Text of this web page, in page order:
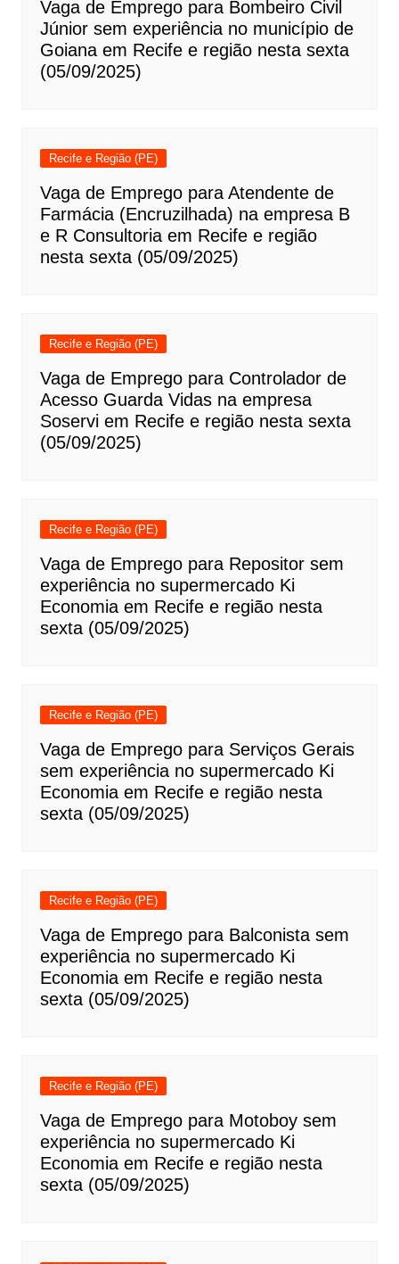
Vaga de Emprego para Bombeiro Civil
Júnior sem experiência no município de
Goiana em Recife e região nesta sexta
(05/09/2025)
Recife e Região (PE)
Vaga de Emprego para Atendente de
Farmácia (Encruzilhada) na empresa B
e R Consultoria em Recife e região
nesta sexta (05/09/2025)
Recife e Região (PE)
Vaga de Emprego para Controlador de
Acesso Guarda Vidas na empresa
Soservi em Recife e região nesta sexta
(05/09/2025)
Recife e Região (PE)
Vaga de Emprego para Repositor sem
experiência no supermercado Ki
Economia em Recife e região nesta
sexta (05/09/2025)
Recife e Região (PE)
Vaga de Emprego para Serviços Gerais
sem experiência no supermercado Ki
Economia em Recife e região nesta
sexta (05/09/2025)
Recife e Região (PE)
Vaga de Emprego para Balconista sem
experiência no supermercado Ki
Economia em Recife e região nesta
sexta (05/09/2025)
Recife e Região (PE)
Vaga de Emprego para Motoboy sem
experiência no supermercado Ki
Economia em Recife e região nesta
sexta (05/09/2025)